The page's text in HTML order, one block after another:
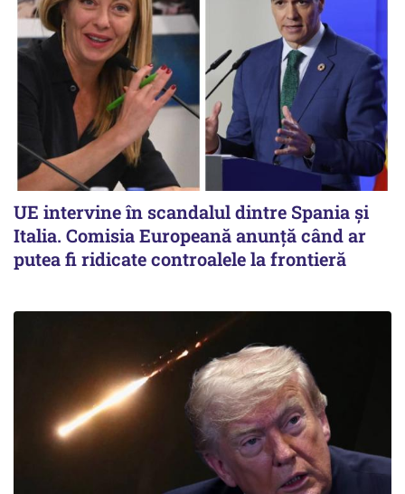
UE intervine în scandalul dintre Spania și
Italia. Comisia Europeană anunță când ar
putea fi ridicate controalele la frontieră